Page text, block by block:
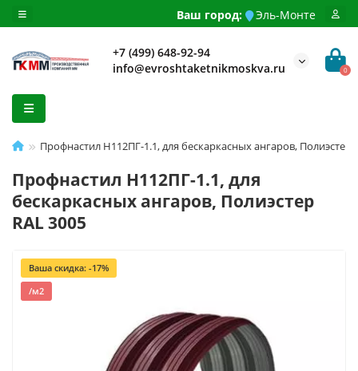
Ваш город: Эль-Монте
+7 (499) 648-92-94
info@evroshtaketnikmoskva.ru
0
Профнастил H112ПГ-1.1, для бескаркасных ангаров, Полиэстер
Профнастил H112ПГ-1.1, для
бескаркасных ангаров, Полиэстер
RAL 3005
Ваша скидка: -17%
/м2